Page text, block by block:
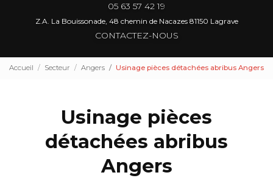
05 63 57 42 19
Z.A. La Bouissonade, 48 chemin de Nacazes 81150 Lagrave
CONTACTEZ-NOUS
Accueil Secteur Angers Usinage pièces détachées abribus Angers
Usinage pièces
détachées abribus
Angers